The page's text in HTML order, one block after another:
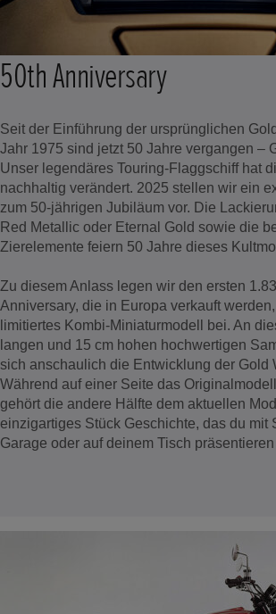
50th Anniversary
Seit der Einführung der ursprünglichen
Jahr 1975 sind jetzt 50 Jahre vergangen –
Unser legendäres Touring-Flaggschiff hat
nachhaltig verändert. 2025 stellen wir ein
zum 50-jährigen Jubiläum vor. Die
Red Metallic oder Eternal Gold sowie die
Zierelemente feiern 50 Jahre dieses
Zu diesem Anlass legen wir den ersten
Anniversary, die in Europa verkauft
limitiertes Kombi-Miniaturmodell bei. An
langen und 15 cm hohen hochwertigen
sich anschaulich die Entwicklung der Gold
Während auf einer Seite das
gehört die andere Hälfte dem aktuellen
einzigartiges Stück Geschichte, das du mit
Garage oder auf deinem Tisch